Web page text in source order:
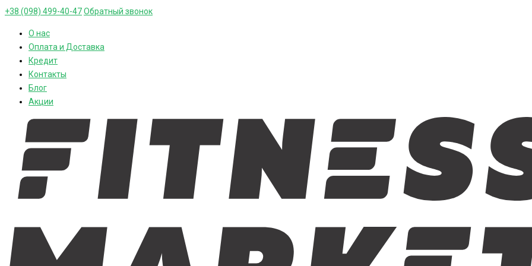
+38 (098) 499-40-47Обратный звонок
О нас
Оплата и Доставка
Кредит
Контакты
Блог
Акции